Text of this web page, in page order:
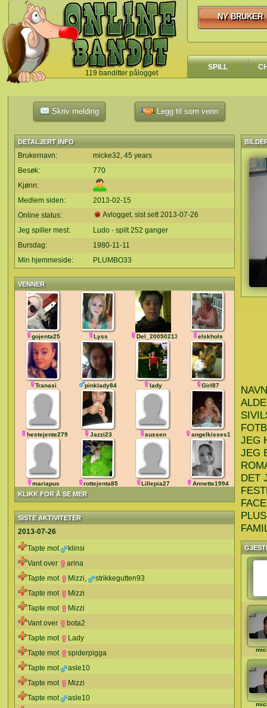
119 banditter pålogget
`
NY BRUKER
NY BRUKER
SPILL
Skriv melding Legg til som venn
DETALJERT INFO
Brukernavn:
micke32, 45 years
Besøk:
770
Kjønn:
Medlem siden:
2013-02-15
Online status:
Avlogget, sist sett2013-07-26
Jeg spiller mest:
Ludo - spilt 252 ganger
Bursdag:
1980-11-11
Min hjemmeside:
PLUMBO33
VENNER
KLIKK FOR Å SE MER
gojenta25 Lyss Del_200502132731 elskhols
Tranasi pinklady84 lady Girl87
hestejente279 Jazzi23 sussen angelkisses1
mariapus rottejenta85 Lillepia27 Annette1994
SISTE AKTIVITETER
2013-07-26
Tapte mot
klinsi
Vant over
arina
Tapte mot
Mizzi,
strikkegutten93
Tapte mot
Mizzi
Tapte mot
Mizzi
Vant over
bota2
Tapte mot
Lady
Tapte mot
spiderpigga
Tapte mot
asle10
Tapte mot
Mizzi
Tapte mot
asle10
JEG
JEG
DET